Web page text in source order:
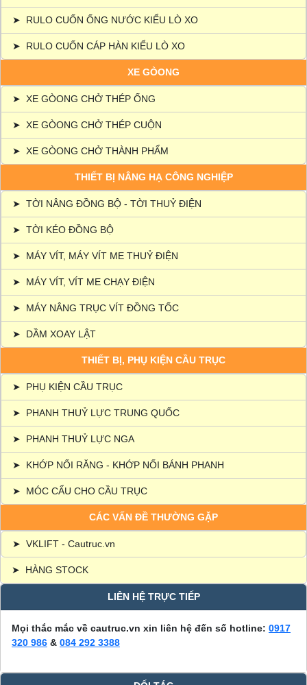
➤ RULO CUỐN ỐNG NƯỚC KIỂU LÒ XO
➤ RULO CUỐN CÁP HÀN KIỂU LÒ XO
XE GÒONG
➤ XE GÒONG CHỞ THÉP ỐNG
➤ XE GÒONG CHỞ THÉP CUỘN
➤ XE GÒONG CHỞ THÀNH PHẨM
THIẾT BỊ NÂNG HẠ CÔNG NGHIỆP
➤ TỜI NÂNG ĐỒNG BỘ - TỜI THUỶ ĐIỆN
➤ TỜI KÉO ĐỒNG BỘ
➤ MÁY VÍT, MÁY VÍT ME THUỶ ĐIỆN
➤ MÁY VÍT, VÍT ME CHẠY ĐIỆN
➤ MÁY NÂNG TRỤC VÍT ĐỒNG TỐC
➤ DẦM XOAY LẬT
THIẾT BỊ, PHỤ KIỆN CẦU TRỤC
➤ PHỤ KIỆN CẦU TRỤC
➤ PHANH THUỶ LỰC TRUNG QUỐC
➤ PHANH THUỶ LỰC NGA
➤ KHỚP NỐI RĂNG - KHỚP NỐI BÁNH PHANH
➤ MÓC CẨU CHO CẦU TRỤC
CÁC VẤN ĐỀ THƯỜNG GẶP
➤ VKLIFT - Cautruc.vn
➤ HÀNG STOCK
LIÊN HỆ TRỰC TIẾP
Mọi thắc mắc về cautruc.vn xin liên hệ đến số hotline: 0917
320 986 & 084 292 3388